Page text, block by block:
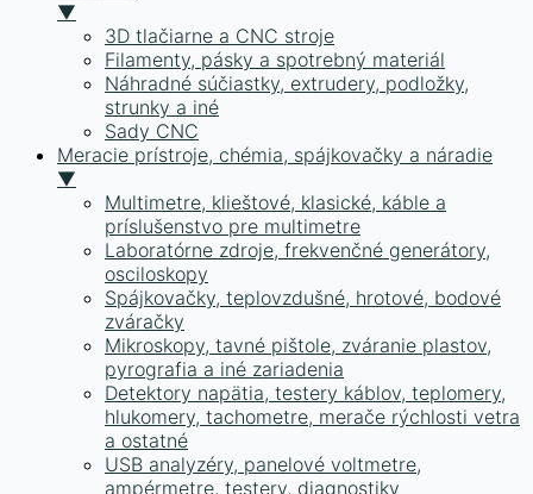
▼
3D tlačiarne a CNC stroje
Filamenty, pásky a spotrebný materiál
Náhradné súčiastky, extrudery, podložky,
strunky a iné
Sady CNC
Meracie prístroje, chémia, spájkovačky a náradie
▼
Multimetre, klieštové, klasické, káble a
príslušenstvo pre multimetre
Laboratórne zdroje, frekvenčné generátory,
osciloskopy
Spájkovačky, teplovzdušné, hrotové, bodové
zváračky
Mikroskopy, tavné pištole, zváranie plastov,
pyrografia a iné zariadenia
Detektory napätia, testery káblov, teplomery,
hlukomery, tachometre, merače rýchlosti vetra
a ostatné
USB analyzéry, panelové voltmetre,
ampérmetre, testery, diagnostiky